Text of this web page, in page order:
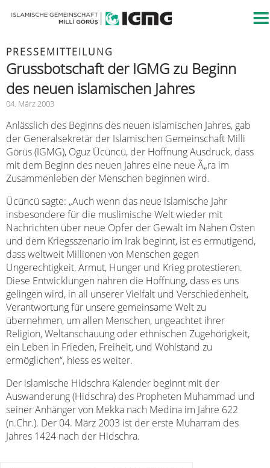
PRESSEMITTEILUNG
Grussbotschaft der IGMG zu Beginn
des neuen islamischen Jahres
04. März 2003
Anlässlich des Beginns des neuen islamischen Jahres, gab
der Generalsekretär der Islamischen Gemeinschaft Milli
Görüs (IGMG), Oguz Ücüncü, der Hoffnung Ausdruck, dass
mit dem Beginn des neuen Jahres eine neue Ã„ra im
Zusammenleben der Menschen beginnen wird.
Ücüncü sagte: „Auch wenn das neue islamische Jahr
insbesondere für die muslimische Welt wieder mit
Nachrichten über neue Opfer der Gewalt im Nahen Osten
und dem Kriegsszenario im Irak beginnt, ist es ermutigend,
dass weltweit Millionen von Menschen gegen
Ungerechtigkeit, Armut, Hunger und Krieg protestieren.
Diese Entwicklungen nähren die Hoffnung, dass es uns
gelingen wird, in all unserer Vielfalt und Verschiedenheit,
Verantwortung für unsere gemeinsame Welt zu
übernehmen, um allen Menschen, ungeachtet ihrer
Religion, Weltanschauung oder ethnischen Zugehörigkeit,
ein Leben in Frieden, Freiheit, und Wohlstand zu
ermöglichen“, hiess es weiter.
Der islamische Hidschra Kalender beginnt mit der
Auswanderung (Hidschra) des Propheten Muhammad und
seiner Anhänger von Mekka nach Medina im Jahre 622
(n.Chr.). Der 04. März 2003 ist der erste Muharram des
Jahres 1424 nach der Hidschra.